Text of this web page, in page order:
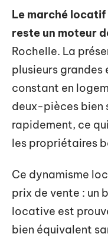
Le marché
reste un moteur
Rochelle. La
plusieurs grandes
constant en
deux-pièces bien
rapidement, ce
les propriétaires
Ce dynamisme
prix de vente : un
locative est
bien équivalent